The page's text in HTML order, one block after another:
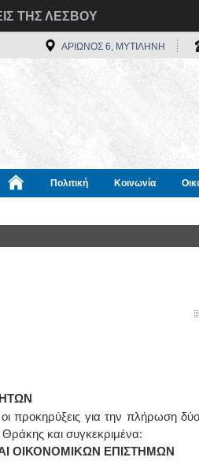
ΤΗΣ ΛΕΣΒΟΥ
ΑΡΙΩΝΟΣ 6, ΜΥΤΙΛΗΝΗ
Πολιτική Κοινωνία
προκηρύξεις για την πλήρωση
και συγκεκριμένα:
ΟΙΚΟΝΟΜΙΚΩΝ ΕΠΙΣΤΗΜΩΝ